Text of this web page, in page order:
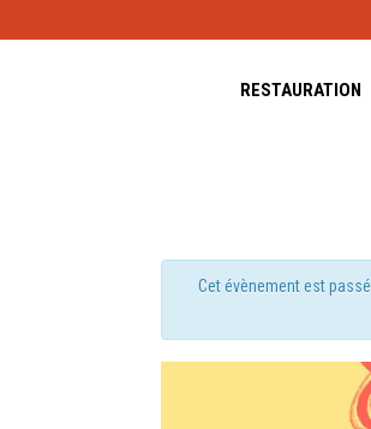
RESTAURATION
Cet évènement est passé